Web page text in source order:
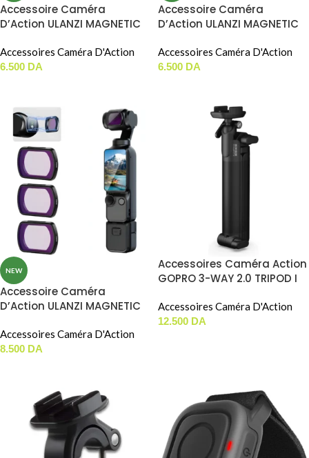
Accessoire Caméra
D’Action ULANZI MAGNETIC
Action 3/4/5 (MA70)
Accessoires Caméra D'Action
6.500 DA
Accessoire Caméra
D’Action ULANZI MAGNETIC
DJI Pocket 3 / 4 (PM01)
Accessoires Caméra D'Action
6.500 DA
NEW
Accessoire Caméra
D’Action ULANZI MAGNETIC
OSMO POCKET 3 / 4 ( PK-03
)
Accessoires Caméra D'Action
8.500 DA
Accessoires Caméra Action
GOPRO 3-WAY 2.0 TRIPOD I
Accessoires Caméra D'Action
12.500 DA